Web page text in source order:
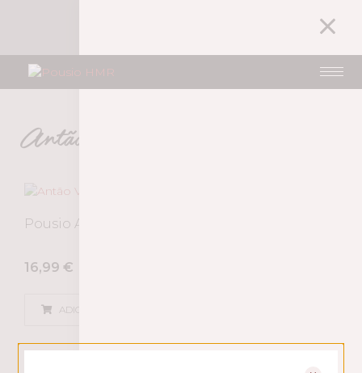
Antão Vaz & Alvarinho
Pousio Antão Vaz & Alvarinho 2024
16,99 €
ADICIONAR